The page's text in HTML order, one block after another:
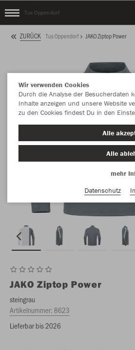
Tus Oppendorf
ZURÜCK Tus Oppendorf JAKO Ziptop Power
JAKO Ziptop Power
steingrau
Artikelnummer:8623
Lieferbar bis 2026
Wir verwenden Cookies
Durch die Analyse der Besucherdaten
Inhalte anzeigen und unsere Website
zu den Cookies findest Du in den
Alle
Alle
mehr
Datenschutz